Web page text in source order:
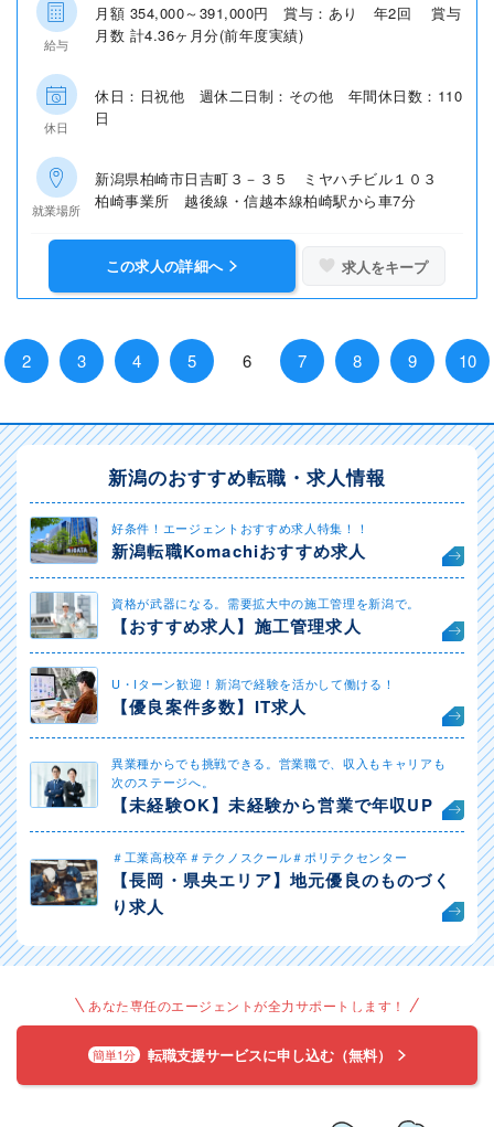
給与
月額 354,000～391,000円 賞与：あり 年2回 賞与
月数 計4.36ヶ月分(前年度実績)
休日
休日：日祝他 週休二日制：その他 年間休日数：110
日
就業場所
新潟県柏崎市日吉町３－３５ ミヤハチビル１０３
柏崎事業所 越後線・信越本線柏崎駅から車7分
この求人の詳細へ 求人をキープ
2 3 4 5 6 7 8 9 10
新潟のおすすめ転職・求人情報
好条件！エージェントおすすめ求人特集！！
新潟転職Komachiおすすめ求人
資格が武器になる。需要拡大中の施工管理を新潟で。
【おすすめ求人】施工管理求人
U・Iターン歓迎！新潟で経験を活かして働ける！
【優良案件多数】IT求人
異業種からでも挑戦できる。営業職で、収入もキャリアも
次のステージへ。
【未経験OK】未経験から営業で年収UP
＃工業高校卒＃テクノスクール＃ポリテクセンター
【長岡・県央エリア】地元優良のものづく
り求人
あなた専任のエージェントが全力サポートします！
簡単1分 転職支援サービスに申し込む（無料）